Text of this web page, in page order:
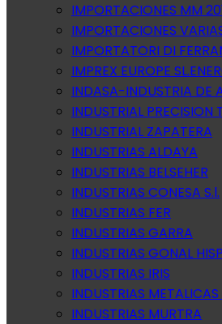
IMPORTACIONES MM
IMPORTACIONES
IMPORTATORI DI
IMPREX EUROPE
INDASA-INDUSTRIA DE
INDUSTRIAL PRECISION
INDUSTRIAL ZAPATERA
INDUSTRIAS ALDAYA
INDUSTRIAS BELSEHER
INDUSTRIAS CONESA S.l.
INDUSTRIAS FER
INDUSTRIAS GARRA
INDUSTRIAS GONAL
INDUSTRIAS IRIS
INDUSTRIAS
INDUSTRIAS MURTRA